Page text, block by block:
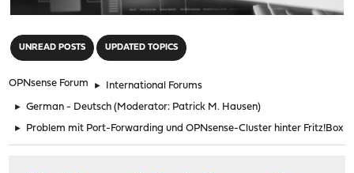
UNREAD POSTS UPDATED TOPICS
OPNsense Forum ► International Forums
► German - Deutsch (Moderator: Patrick M. Hausen)
► Problem mit Port-Forwarding und OPNsense-Cluster hinter Fritz!Box